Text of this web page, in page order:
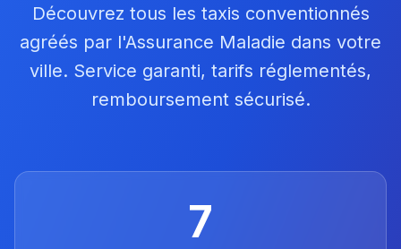
Découvrez tous les taxis conventionnés
agréés par l'Assurance Maladie dans votre
ville. Service garanti, tarifs réglementés,
remboursement sécurisé.
7